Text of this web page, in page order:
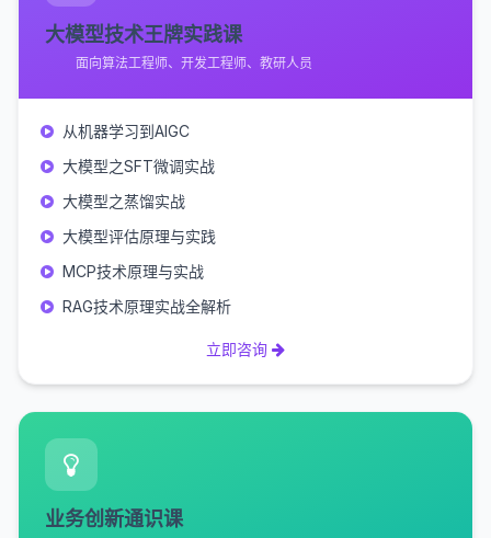
大模型技术王牌实践课
面向算法工程师、开发工程师、教研人员
从机器学习到AIGC
大模型之SFT微调实战
大模型之蒸馏实战
大模型评估原理与实践
MCP技术原理与实战
RAG技术原理实战全解析
立即咨询
业务创新通识课